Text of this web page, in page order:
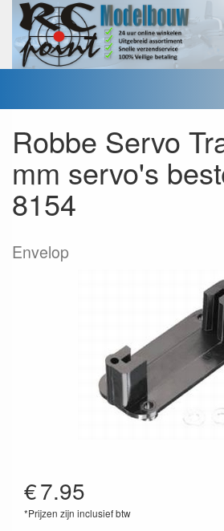
Robbe Servo
mm servo's
8154
Envelop
€7.95
*Prijzen zijn inclusief btw